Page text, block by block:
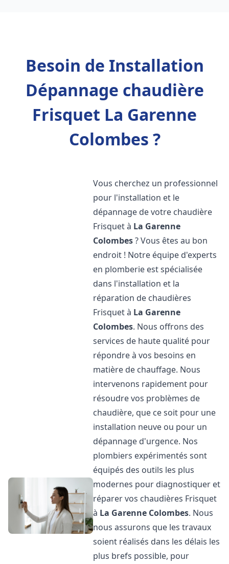
Besoin de Installation
Dépannage chaudière
Frisquet La Garenne
Colombes ?
Vous cherchez un professionnel
pour l'installation et le
dépannage de votre chaudière
Frisquet à La Garenne
Colombes? Vous êtes au bon
endroit ! Notre équipe d'experts
en plomberie est spécialisée
dans l'installation et la
réparation de chaudières
Frisquet à La Garenne
Colombes. Nous offrons des
services de haute qualité pour
répondre à vos besoins en
matière de chauffage. Nous
intervenons rapidement pour
résoudre vos problèmes de
chaudière, que ce soit pour une
installation neuve ou pour un
dépannage d'urgence. Nos
plombiers expérimentés sont
équipés des outils les plus
modernes pour diagnostiquer et
réparer vos chaudières Frisquet
à La Garenne Colombes. Nous
nous assurons que les travaux
soient réalisés dans les délais les
plus brefs possible, pour